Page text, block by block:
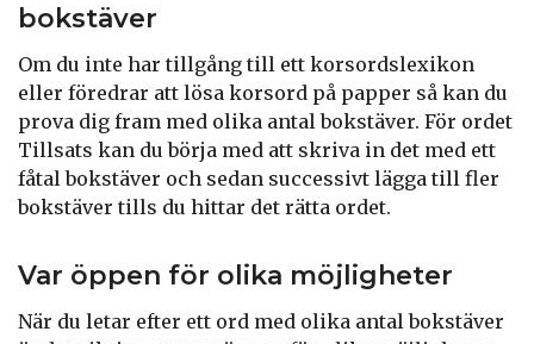
bokstäver
Om du inte har tillgång till ett korsordslexikon
eller föredrar att lösa korsord på papper så kan du
prova dig fram med olika antal bokstäver. För ordet
Tillsats kan du börja med att skriva in det med ett
fåtal bokstäver och sedan successivt lägga till fler
bokstäver tills du hittar det rätta ordet.
Var öppen för olika möjligheter
När du letar efter ett ord med olika antal bokstäver